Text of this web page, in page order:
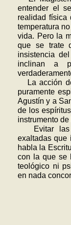
entender el
realidad física
temperatura
vida. Pero la
que se trate
insistencia
inclinan a
La acción
puramente
Agustín y a
de los
instrumento
Evitar las
exaltadas que
habla la
con la que se
teológico ni
en nada